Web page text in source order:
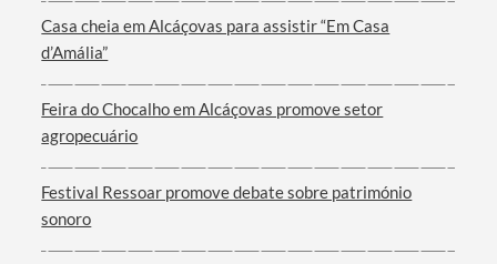
Filtros
Casa cheia em Alcáçovas para assistir “Em Casa
d’Amália”
Feira do Chocalho em Alcáçovas promove setor
agropecuário
Festival Ressoar promove debate sobre património
sonoro